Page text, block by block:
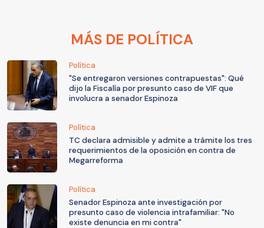
MÁS DE POLÍTICA
Política
"Se entregaron versiones contrapuestas": Qué
dijo la Fiscalía por presunto caso de VIF que
involucra a senador Espinoza
Política
TC declara admisible y admite a trámite los tres
requerimientos de la oposición en contra de
Megarreforma
Política
Senador Espinoza ante investigación por
presunto caso de violencia intrafamiliar: "No
existe denuncia en mi contra"